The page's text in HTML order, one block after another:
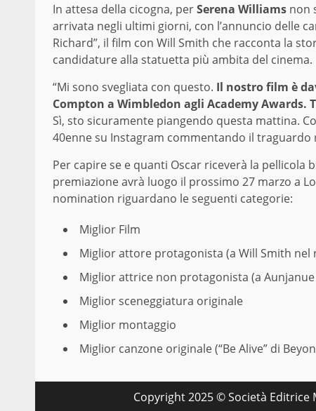
In attesa della cicogna, perSerena Williams non
arrivata negli ultimi giorni, con l’annuncio delle
Richard”, il film con Will Smith che racconta la
candidature alla statuetta più ambita del cinema.
“Mi sono svegliata con questo. Il nostro film è
Compton a Wimbledon agli Academy Awards.
Sì, sto sicuramente piangendo questa mattina.
40enne su Instagram commentando il traguardo
Per capire se e quanti Oscar riceverà la
premiazione avrà luogo il prossimo 27 marzo a
nomination riguardano le seguenti categorie:
Miglior Film
Miglior attore protagonista (a Will Smith nel
Miglior attrice non protagonista (a Aunjanue
Miglior sceneggiatura originale
Miglior montaggio
Miglior canzone originale (“Be Alive” di
Copyright 2025 © Società Editrice